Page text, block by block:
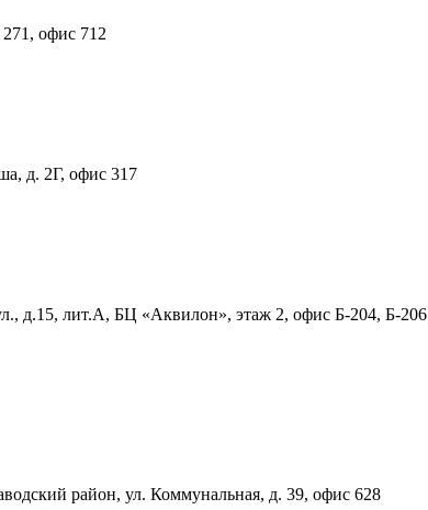
офис 712
д. 2Г, офис 317
д.15, лит.А, БЦ «Аквилон», этаж 2, офис Б-204, Б-206
район, ул. Коммунальная, д. 39, офис 628